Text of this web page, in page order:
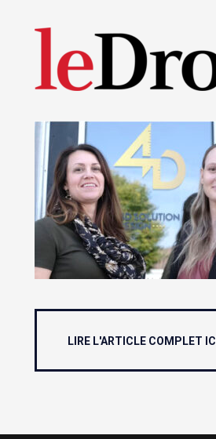
LIRE L'ARTICLE COMPLET ICI